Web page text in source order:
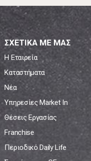
ΣΧΕΤΙΚΑ ΜΕ ΜΑΣ
Η Εταιρεία
Καταστήματα
Νέα
Υπηρεσίες Market In
Θέσεις Εργασίας
Franchise
Περιοδικό Daily Life